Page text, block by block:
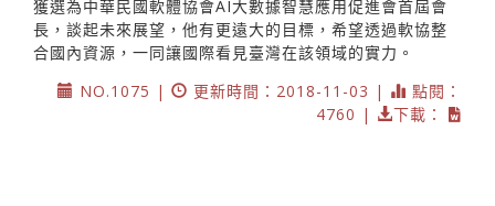
獲選為中華民國軟體協會AI大數據智慧應用促進會首屆會
長，談起未來展望，他有更遠大的目標，希望透過軟協整
合國內資源，一同讓國際看見臺灣在該領域的實力。
NO.1075 |
更新時間：2018-11-03 |
點閱：
4760 |
下載：